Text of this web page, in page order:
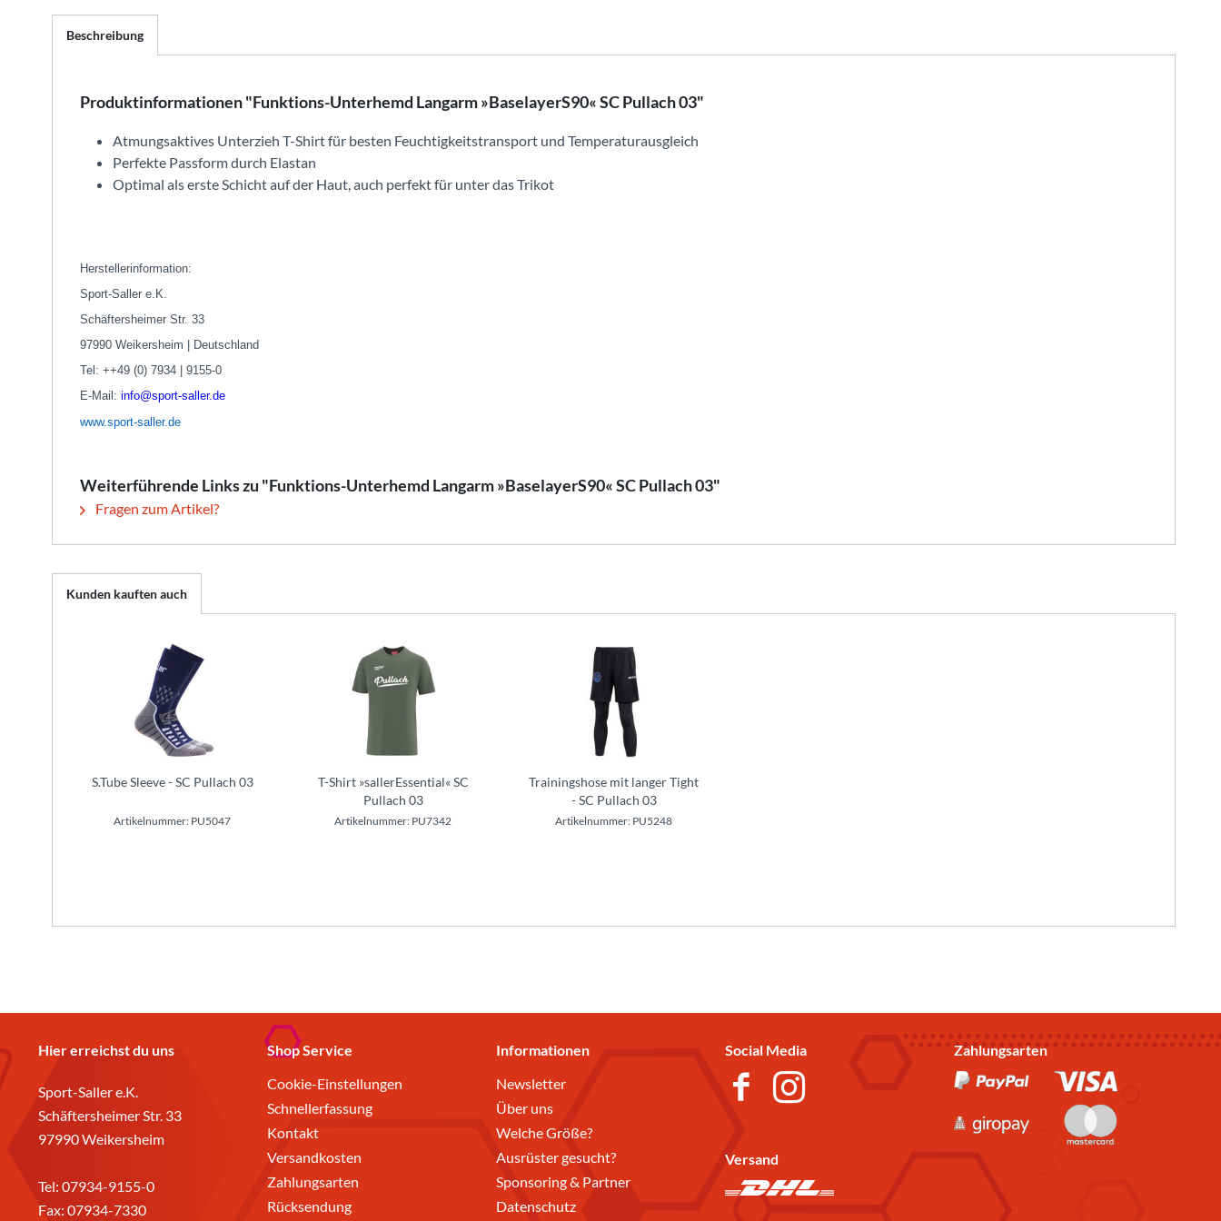
Beschreibung
Produktinformationen "Funktions-Unterhemd Langarm »BaselayerS90« SC Pullach 03"
Atmungsaktives Unterzieh T-Shirt für besten Feuchtigkeitstransport und Temperaturausgleich
Perfekte Passform durch Elastan
Optimal als erste Schicht auf der Haut, auch perfekt für unter das Trikot
Herstellerinformation:
Sport-Saller e.K.
Schäftersheimer Str. 33
97990 Weikersheim | Deutschland
Tel: ++49 (0) 7934 | 9155-0
E-Mail: info@sport-saller.de
www.sport-saller.de
Weiterführende Links zu "Funktions-Unterhemd Langarm »BaselayerS90« SC Pullach 03"
Fragen zum Artikel?
Kunden kauften auch
S.Tube Sleeve - SC Pullach 03
Artikelnummer: PU5047
T-Shirt »sallerEssential« SC
Pullach 03
Artikelnummer: PU7342
Trainingshose mit langer Tight
- SC Pullach 03
Artikelnummer: PU5248
Hier erreichst du uns
Sport-Saller e.K.
Schäftersheimer Str. 33
97990 Weikersheim
Tel: 07934-9155-0
Fax: 07934-7330
Shop Service
Cookie-Einstellungen
Schnellerfassung
Kontakt
Versandkosten
Zahlungsarten
Rücksendung
Informationen
Newsletter
Über uns
Welche Größe?
Ausrüster gesucht?
Sponsoring & Partner
Datenschutz
Social Media
Versand
Zahlungsarten